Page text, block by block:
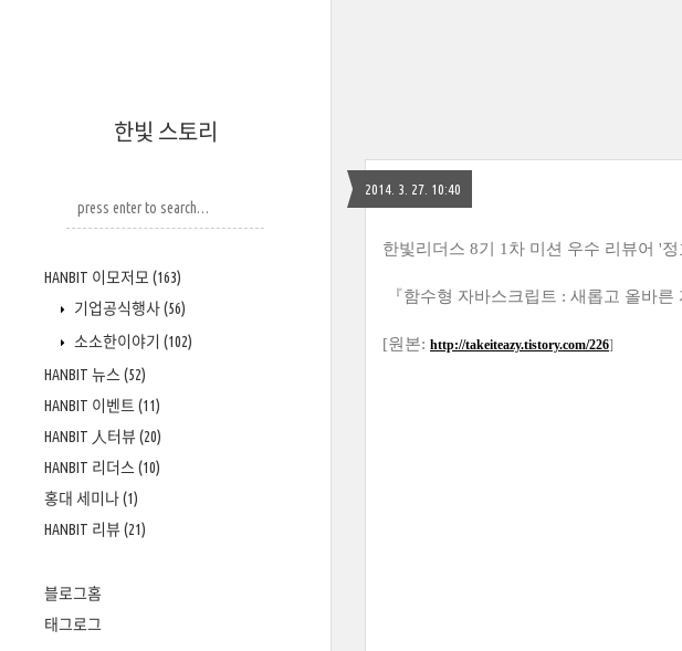
한빛 스토리
HANBIT 이모저모 (163)
기업공식행사(56)
소소한이야기 (102)
HANBIT 뉴스 (52)
HANBIT 이벤트 (11)
HANBIT 人터뷰 (20)
HANBIT 리더스 (10)
홍대 세미나(1)
HANBIT 리뷰 (21)
블로그홈
태그로그
2014. 3. 27. 10:40
한빛리더스 8기 1차 미션 우수 리뷰어 '정
『함수형 자바스크립트 : 새롭고 올바
[원본: http://takeiteazy.tistory.com/226]